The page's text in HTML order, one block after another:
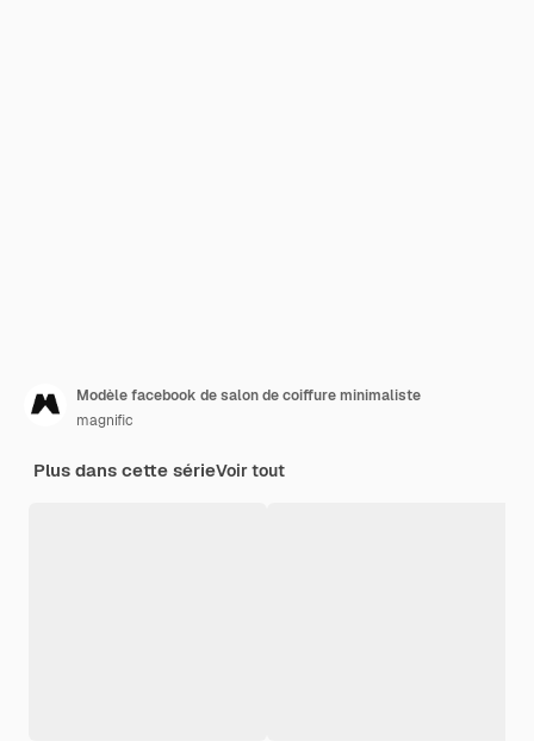
Modèle facebook de salon de coiffure minimaliste
magnific
Plus dans cette sérieVoir tout